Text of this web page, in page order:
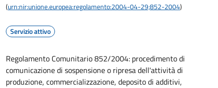
(urn:nir:unione.europea:regolamento:2004-04-29;852-2004)
Servizio attivo
Regolamento Comunitario 852/2004: procedimento di
comunicazione di sospensione o ripresa dell'attività di
produzione, commercializzazione, deposito di additivi,